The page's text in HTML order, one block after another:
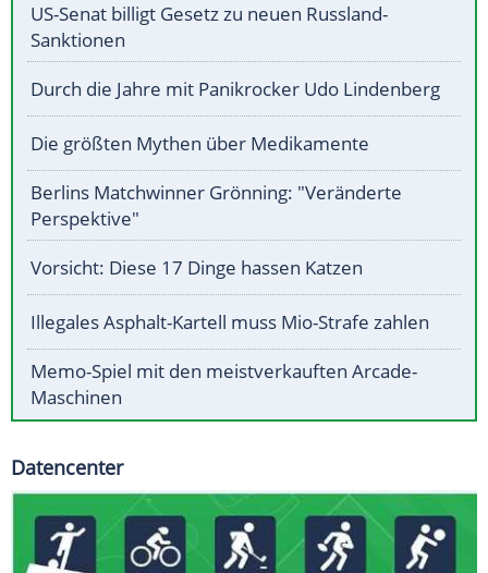
US-Senat billigt Gesetz zu neuen Russland-
Sanktionen
Durch die Jahre mit Panikrocker Udo Lindenberg
Die größten Mythen über Medikamente
Berlins Matchwinner Grönning: "Veränderte
Perspektive"
Vorsicht: Diese 17 Dinge hassen Katzen
Illegales Asphalt-Kartell muss Mio-Strafe zahlen
Memo-Spiel mit den meistverkauften Arcade-
Maschinen
Datencenter